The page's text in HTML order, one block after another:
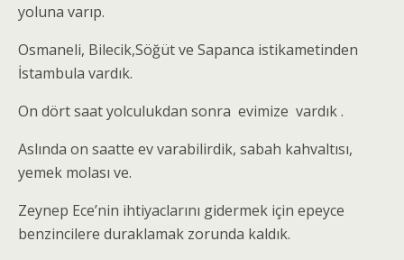
yoluna varıp.
Osmaneli, Bilecik,Söğüt ve Sapanca istikametinden
İstambula vardık.
On dört saat yolculukdan sonra evimize vardık .
Aslında on saatte ev varabilirdik, sabah kahvaltısı,
yemek molası ve.
Zeynep Ece’nin ihtiyaclarını gidermek için epeyce
benzincilere duraklamak zorunda kaldık.